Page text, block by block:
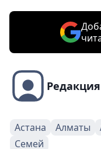
Астана Алматы
Семей